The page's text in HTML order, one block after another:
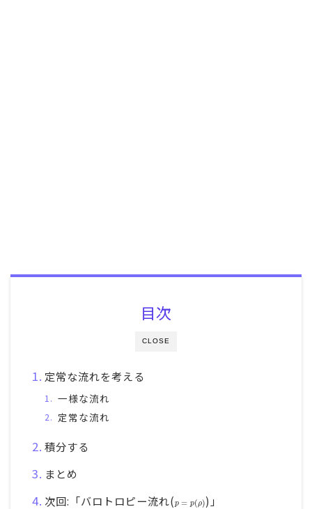
CLOSE
目次
定常な流れを考える
一様な流れ
定常な流れ
積分する
まとめ
次回:「バロトロピー流れ(p = p(ρ)
p=p(ρ) )」